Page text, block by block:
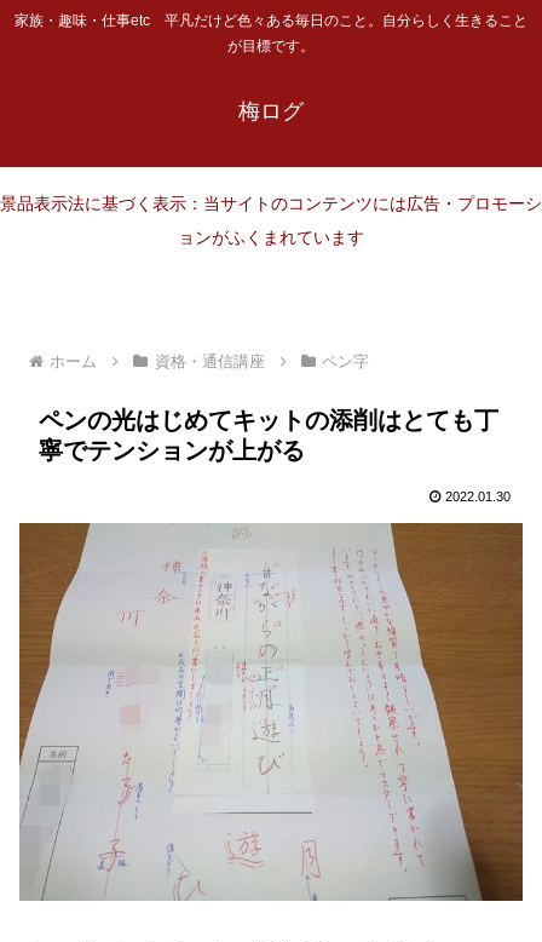
家族・趣味・仕事etc 平凡だけど色々ある毎日のこと。自分らしく生きること
が目標です。
梅ログ
景品表示法に基づく表示：当サイトのコンテンツには広告・プロモーシ
ョンがふくまれています
ホーム 資格・通信講座 ペン字
ペンの光はじめてキットの添削はとても丁
寧でテンションが上がる
2022.01.30